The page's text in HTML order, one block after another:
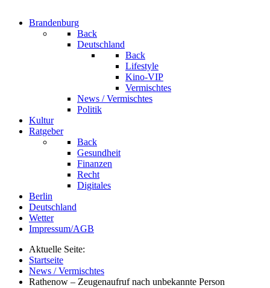
Brandenburg
Back
Deutschland
Back
Lifestyle
Kino-VIP
Vermischtes
News / Vermischtes
Politik
Kultur
Ratgeber
Back
Gesundheit
Finanzen
Recht
Digitales
Berlin
Deutschland
Wetter
Impressum/AGB
Aktuelle Seite:
Startseite
News / Vermischtes
Rathenow – Zeugenaufruf nach unbekannte Person